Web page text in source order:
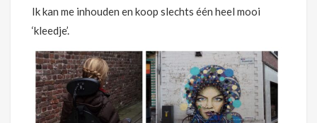
Ik kan me inhouden en koop slechts één heel mooi
‘kleedje’.